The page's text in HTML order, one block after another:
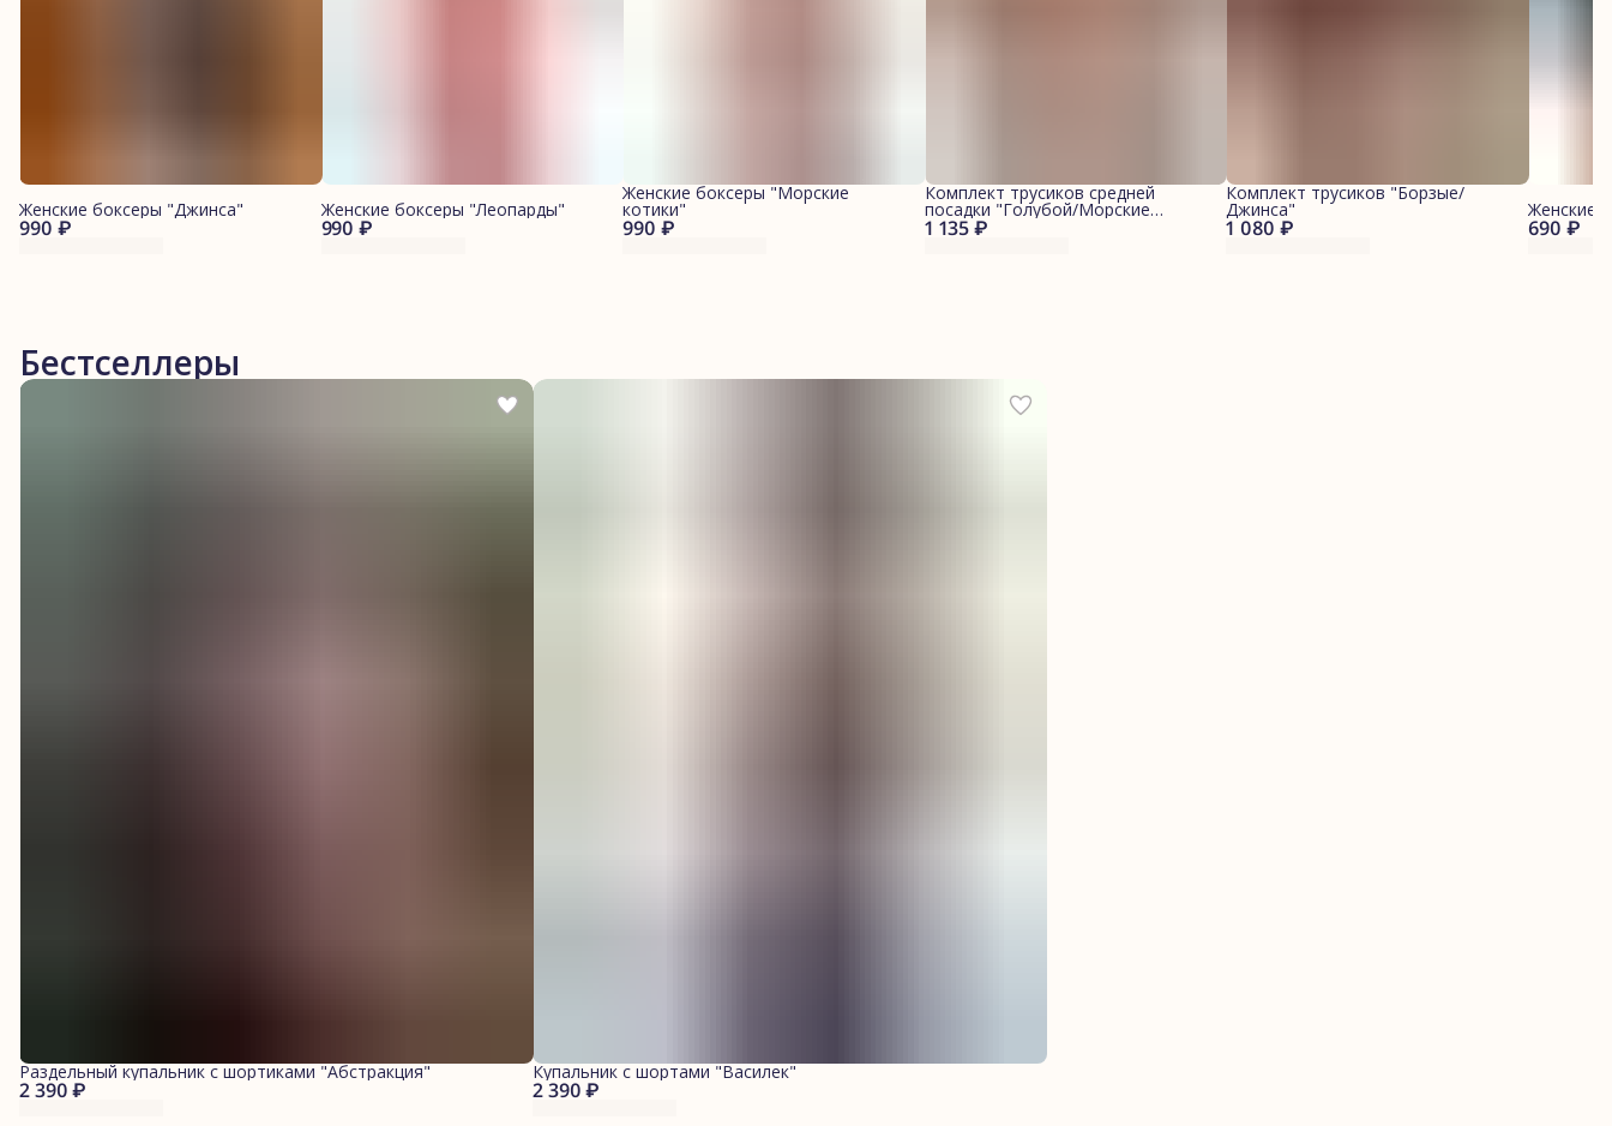
990 ₽
Женские боксеры "Джинса"
990 ₽
Женские боксеры "Леопарды"
990 ₽
Женские боксеры "Морские
котики"
1 135 ₽
Комплект трусиков средней
посадки "Голубой/Морские
котики" 1 080 ₽
Комплект трусиков "Борзые/
Джинса"
690 ₽
Женские
Бестселлеры
2 390 ₽
Раздельный купальник с шортиками "Абстракция"
2 390 ₽
Купальник с шортами "Василек"